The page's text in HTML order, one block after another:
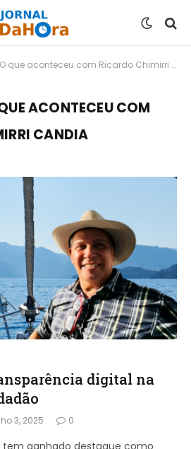
aconteceu com Ricardo Chimirri Candia"
ACONTECEU COM
CANDIA
digital na
3, 2025 0
tem ganhado destaque como